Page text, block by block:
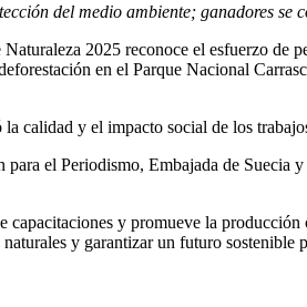
del medio ambiente; ganadores se
2025 reconoce el esfuerzo de
en el Parque Nacional
calidad y el impacto social de los
el Periodismo, Embajada de Suecia
y promueve la
y garantizar un futuro sostenible